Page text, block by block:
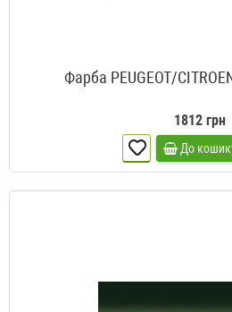
Фарба PEUGEOT/
1812 грн
До